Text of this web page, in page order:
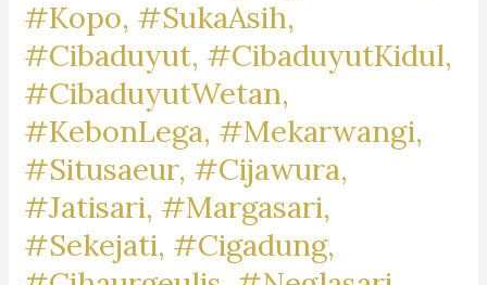
#Kopo, #SukaAsih,
#Cibaduyut, #CibaduyutKidul,
#CibaduyutWetan,
#KebonLega, #Mekarwangi,
#Situsaeur, #Cijawura,
#Jatisari, #Margasari,
#Sekejati, #Cigadung,